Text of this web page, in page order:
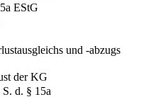
EStG
und -abzugs
der KG
d. § 15a